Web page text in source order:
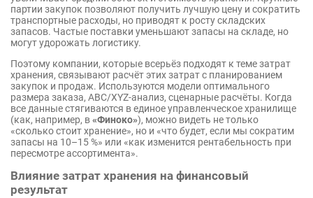
партии закупок позволяют получить лучшую цену и сократить
транспортные расходы, но приводят к росту складских
запасов. Частые поставки уменьшают запасы на складе, но
могут удорожать логистику.
Поэтому компании, которые всерьёз подходят к теме затрат
хранения, связывают расчёт этих затрат с планированием
закупок и продаж. Используются модели оптимального
размера заказа, ABC/XYZ-анализ, сценарные расчёты. Когда
все данные стягиваются в единое управленческое хранилище
(как, например, в«Финоко»), можно видеть не только
«сколько стоит хранение», но и «что будет, если мы сократим
запасы на 10–15 %» или «как изменится рентабельность при
пересмотре ассортимента».
Влияние затрат хранения на финансовый
результат